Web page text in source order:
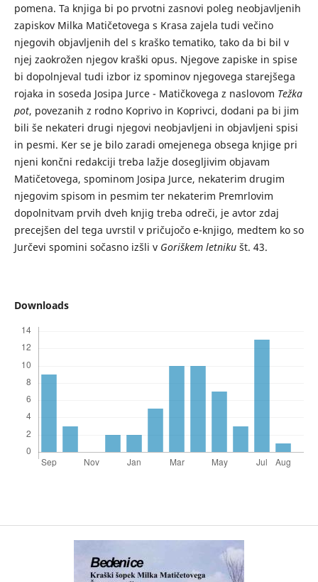
pomena. Ta knjiga bi po prvotni zasnovi poleg neobjavljenih
zapiskov Milka Matičetovega s Krasa zajela tudi večino
njegovih objavljenih del s kraško tematiko, tako da bi bil v
njej zaokrožen njegov kraški opus. Njegove zapiske in spise
bi dopolnjeval tudi izbor iz spominov njegovega starejšega
rojaka in soseda Josipa Jurce - Matičkovega z naslovom Težka
pot, povezanih z rodno Koprivo in Koprivci, dodani pa bi jim
bili še nekateri drugi njegovi neobjavljeni in objavljeni spisi
in pesmi. Ker se je bilo zaradi omejenega obsega knjige pri
njeni končni redakciji treba lažje dosegljivim objavam
Matičetovega, spominom Josipa Jurce, nekaterim drugim
njegovim spisom in pesmim ter nekaterim Premrlovim
dopolnitvam prvih dveh knjig treba odreči, je avtor zdaj
precejšen del tega uvrstil v pričujočo e-knjigo, medtem ko so
Jurčevi spomini sočasno izšli v Goriškem letnikušt. 43.
Downloads